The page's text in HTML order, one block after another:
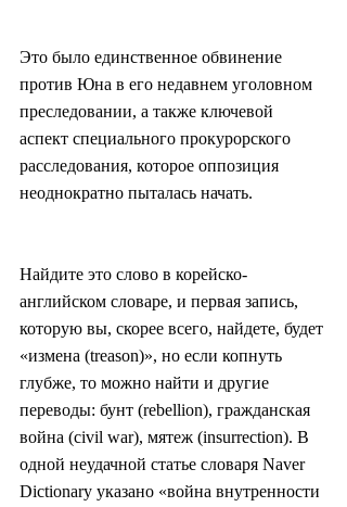
Это было единственное обвинение
против Юна в его недавнем уголовном
преследовании, а также ключевой
аспект специального прокурорского
расследования, которое оппозиция
неоднократно пыталась начать.
Найдите это слово в корейско-
английском словаре, и первая запись,
которую вы, скорее всего, найдете, будет
«измена (treason)», но если копнуть
глубже, то можно найти и другие
переводы: бунт (rebellion), гражданская
война (civil war), мятеж (insurrection). В
одной неудачной статье словаря Naver
Dictionary указано «война внутренности